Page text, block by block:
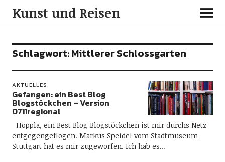
Kunst und Reisen
Schlagwort:Mittlerer Schlossgarten
AKTUELLES
Gefangen: ein Best Blog
Blogstöckchen – Version
0711regional
Hoppla, ein Best Blog Blogstöckchen ist mir durchs Netz
entgegengeflogen. Markus Speidel vom Stadtmuseum
Stuttgart hat es mir zugeworfen. Ich hab es…